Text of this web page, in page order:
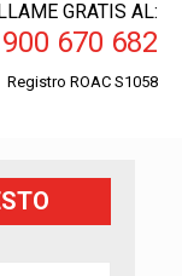
GRATIS AL:
900 670 682
Registro ROAC S1058